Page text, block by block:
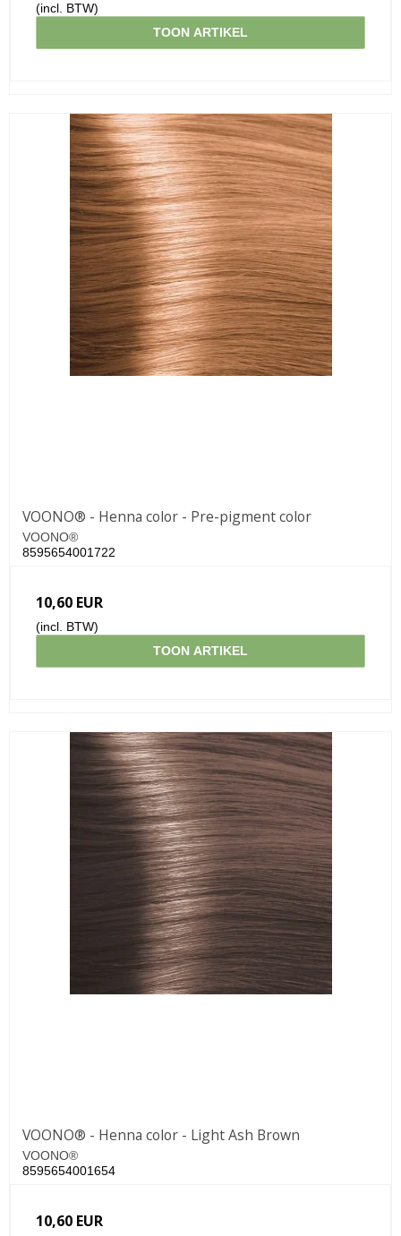
(incl. BTW)
TOON ARTIKEL
VOONO® - Henna color - Pre-pigment color
VOONO®
8595654001722
10,60 EUR
(incl. BTW)
TOON ARTIKEL
VOONO® - Henna color - Light Ash Brown
VOONO®
8595654001654
10,60 EUR